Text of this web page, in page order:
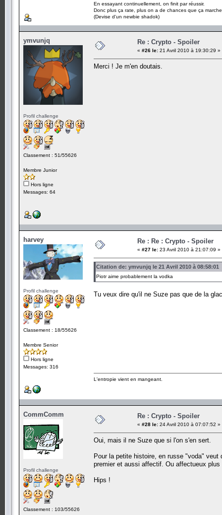
En essayant continuellement, on finit par réussir.
Donc plus ça rate, plus on a de chances que ça
(Devise d'un newbie shadok)
ymvunjq
Profil challenge
Classement : 51/55626
Membre Junior
Hors ligne
Messages: 64
Re : Crypto - Spoiler
« #26 le: 21 Avril 2010 à 19:30:29 »
Merci ! Je m'en doutais.
harvey
Profil challenge
Classement : 18/55626
Membre Senior
Hors ligne
Messages: 316
Re : Re : Crypto - Spoiler
« #27 le: 23 Avril 2010 à 21:07:09 »
Citation de: ymvunjq le 21 Avril 2010 à 08:58:01
Piotr aime probablement la vodka
Tu veux dire qu'il ne Suze pas que de la
L'entropie vient en mangeant.
CommComm
Profil challenge
Classement : 103/55626
Re : Crypto - Spoiler
« #28 le: 24 Avril 2010 à 07:07:52 »
Oui, mais il ne Suze que si l'on s'en sert.
Pour la petite histoire, en russe "voda"
premier et aussi affectif. Ou affectueux plus
Hips !